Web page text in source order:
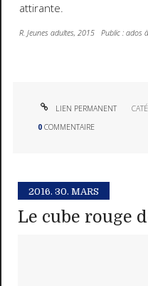
attirante.
R. Jeunes adultes, 2015 Public : ados
LIEN PERMANENT
0 COMMENTAIRE
2016. 30. MARS
Le cube rouge